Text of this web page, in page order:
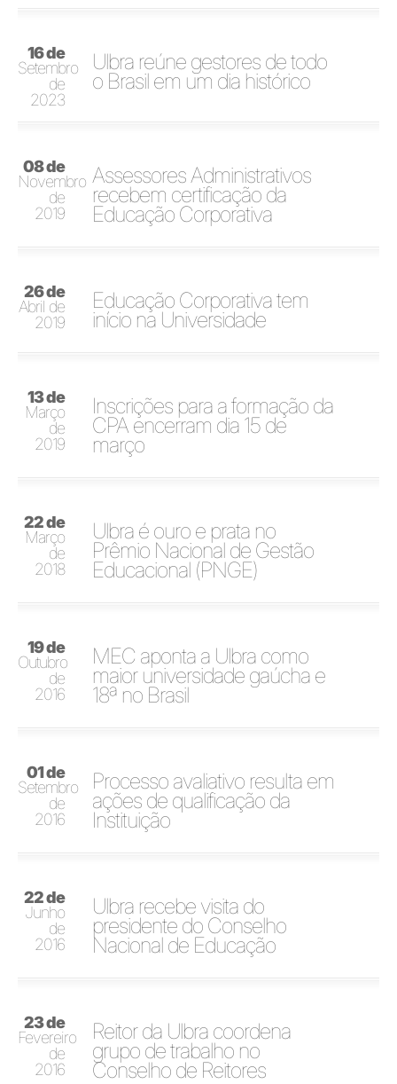
16 de
Setembro
de
2023
Ulbra reúne gestores de todo
o Brasil em um dia histórico
08 de
Novembro
de
2019
Assessores Administrativos
recebem certificação da
Educação Corporativa
26 de
Abril de
2019
Educação Corporativa tem
início na Universidade
13 de
Março
de
2019
Inscrições para a formação da
CPA encerram dia 15 de
março
22 de
Março
de
2018
Ulbra é ouro e prata no
Prêmio Nacional de Gestão
Educacional (PNGE)
19 de
Outubro
de
2016
MEC aponta a Ulbra como
maior universidade gaúcha e
18ª no Brasil
01 de
Setembro
de
2016
Processo avaliativo resulta em
ações de qualificação da
Instituição
22 de
Junho
de
2016
Ulbra recebe visita do
presidente do Conselho
Nacional de Educação
23 de
Fevereiro
de
2016
Reitor da Ulbra coordena
grupo de trabalho no
Conselho de Reitores